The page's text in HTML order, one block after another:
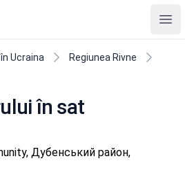
Ucraina
Regiunea Rivne
în sat
Дубенський район,